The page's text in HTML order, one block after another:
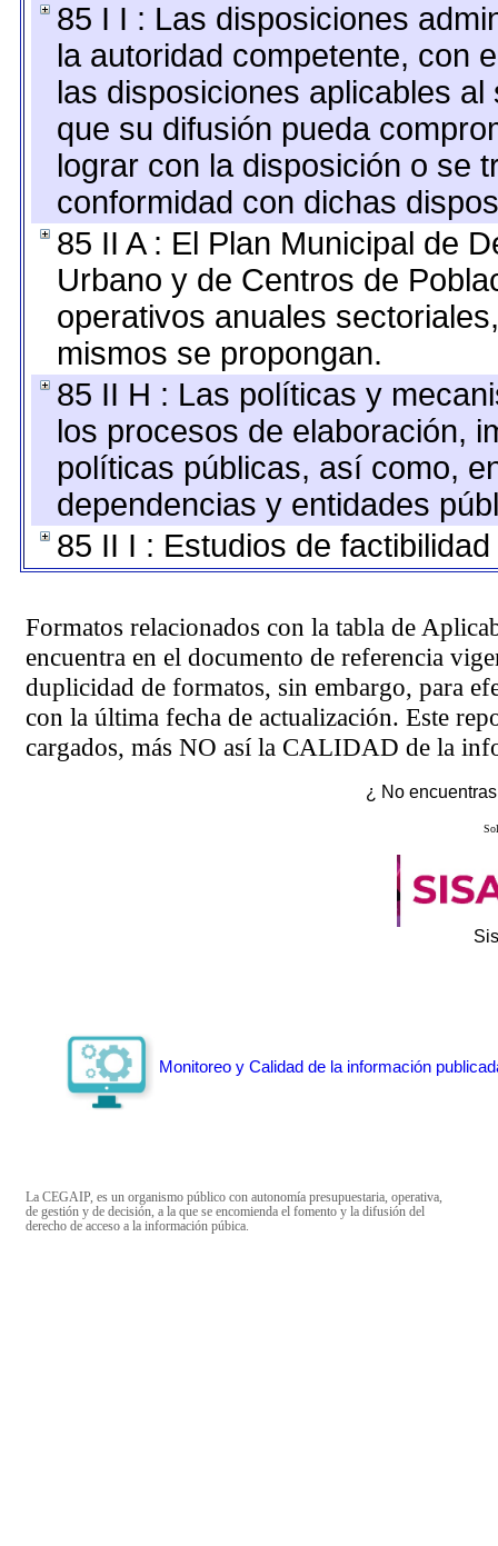
85 I I : Las disposiciones
la autoridad competente, con
las disposiciones aplicables
que su difusión pueda
lograr con la disposición o se
conformidad con dichas
85 II A : El Plan Municipal de
Urbano y de Centros de
operativos anuales
mismos se propongan.
85 II H : Las políticas y
los procesos de elaboración,
políticas públicas, así como,
dependencias y entidades
85 II I : Estudios de
Formatos relacionados con la tabla de
encuentra en el documento de referencia
duplicidad de formatos, sin embargo, para
con la última fecha de actualización. Este
cargados, más NO así la CALIDAD de la
¿ No
Monitoreo y Calidad de la información
La CEGAIP, es un organismo público con autonomía presupuestaria, operativa,
de gestión y de decisión, a la que se encomienda el fomento y la difusión del
derecho de acceso a la información púbica.